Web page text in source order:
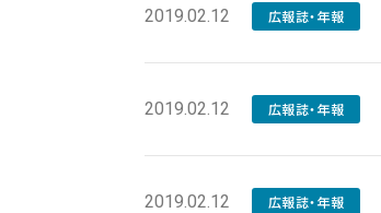
2019.02.12 広報誌・年報
2019.02.12 広報誌・年報
2019.02.12 広報誌・年報